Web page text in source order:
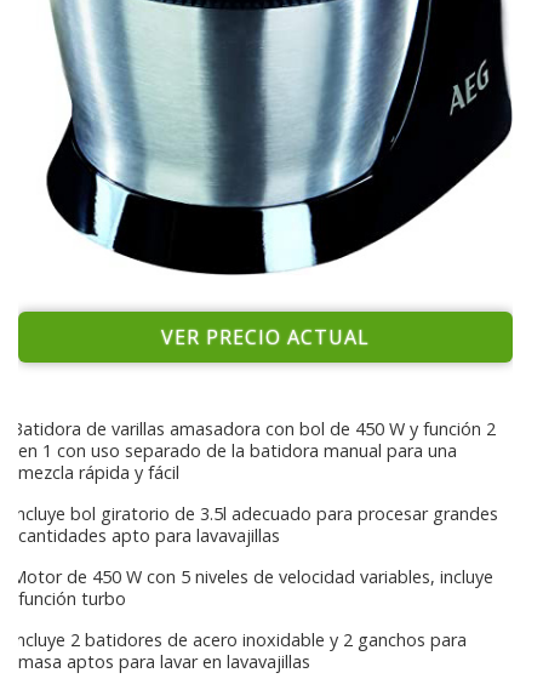
VER PRECIO ACTUAL
Batidora de varillas amasadora con bol de 450 W y función 2
en 1 con uso separado de la batidora manual para una
mezcla rápida y fácil
Incluye bol giratorio de 3.5l adecuado para procesar grandes
cantidades apto para lavavajillas
Motor de 450 W con 5 niveles de velocidad variables, incluye
función turbo
Incluye 2 batidores de acero inoxidable y 2 ganchos para
masa aptos para lavar en lavavajillas